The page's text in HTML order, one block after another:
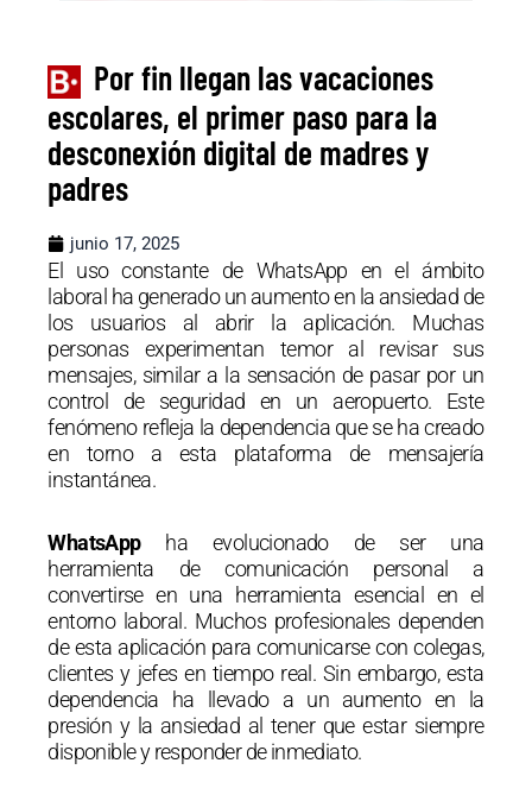
Por fin llegan las vacaciones
escolares, el primer paso para la
desconexión digital de madres y
padres
junio 17, 2025
El uso constante de WhatsApp en el ámbito
laboral ha generado un aumento en la ansiedad de
los usuarios al abrir la aplicación. Muchas
personas experimentan temor al revisar sus
mensajes, similar a la sensación de pasar por un
control de seguridad en un aeropuerto. Este
fenómeno refleja la dependencia que se ha creado
en torno a esta plataforma de mensajería
instantánea.
WhatsAppha evolucionado de ser una
herramienta de comunicación personal a
convertirse en una herramienta esencial en el
entorno laboral. Muchos profesionales dependen
de esta aplicación para comunicarse con colegas,
clientes y jefes en tiempo real. Sin embargo, esta
dependencia ha llevado a un aumento en la
presión y la ansiedad al tener que estar siempre
disponible y responder de inmediato.